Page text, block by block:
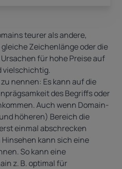
teurer als andere,
Zeichenlänge oder die
für hohe Preise auf
vielschichtig.
nennen: Es kann auf die
des Begriffs oder
Auch wenn Domain-
höheren) Bereich die
einmal abschrecken
kann sich eine
So kann eine
z. B. optimal für